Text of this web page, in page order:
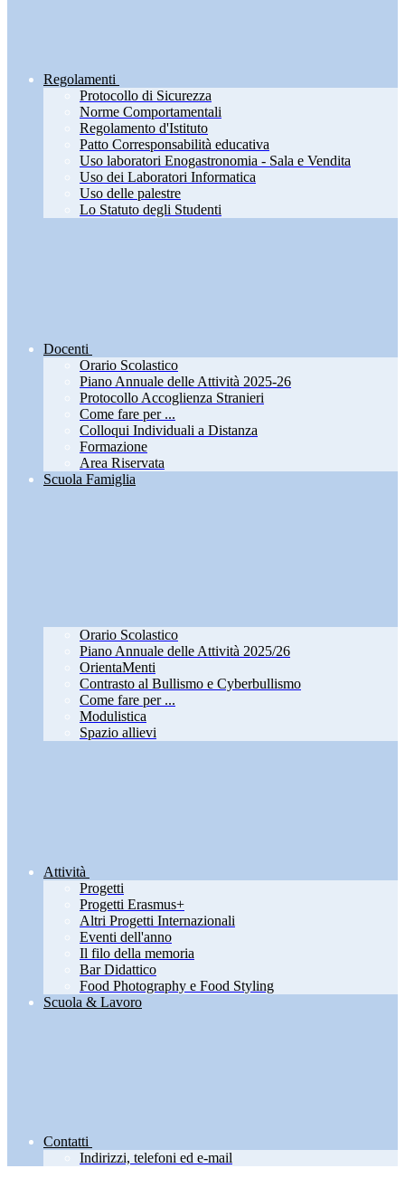
Regolamenti
Protocollo di Sicurezza
Norme Comportamentali
Regolamento d'Istituto
Patto Corresponsabilità educativa
Uso laboratori Enogastronomia - Sala e Vendita
Uso dei Laboratori Informatica
Uso delle palestre
Lo Statuto degli Studenti
Docenti
Orario Scolastico
Piano Annuale delle Attività 2025-26
Protocollo Accoglienza Stranieri
Come fare per ...
Colloqui Individuali a Distanza
Formazione
Area Riservata
Scuola Famiglia
Orario Scolastico
Piano Annuale delle Attività 2025/26
OrientaMenti
Contrasto al Bullismo e Cyberbullismo
Come fare per ...
Modulistica
Spazio allievi
Attività
Progetti
Progetti Erasmus+
Altri Progetti Internazionali
Eventi dell'anno
Il filo della memoria
Bar Didattico
Food Photography e Food Styling
Scuola & Lavoro
Contatti
Indirizzi, telefoni ed e-mail